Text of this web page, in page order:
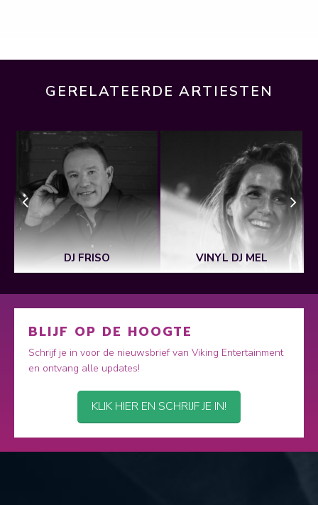
GERELATEERDE ARTIESTEN
DJ FRISO VINYL DJ MEL
BLIJF OP DE HOOGTE
Schrijf je in voor de nieuwsbrief van Viking Entertainment
en ontvang alle updates!
KLIK HIER EN SCHRIJF JE IN!